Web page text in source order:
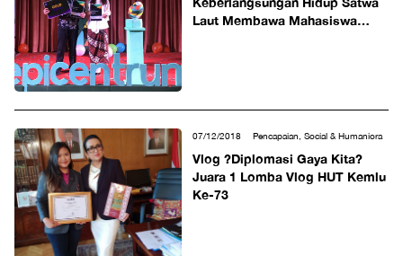
Laut Membawa Mahasiswa
07/12/2018 Pencapaian, Social & Humaniora
Vlog ?Diplomasi Gaya Kita?
Juara 1 Lomba Vlog HUT Kemlu
Ke-73